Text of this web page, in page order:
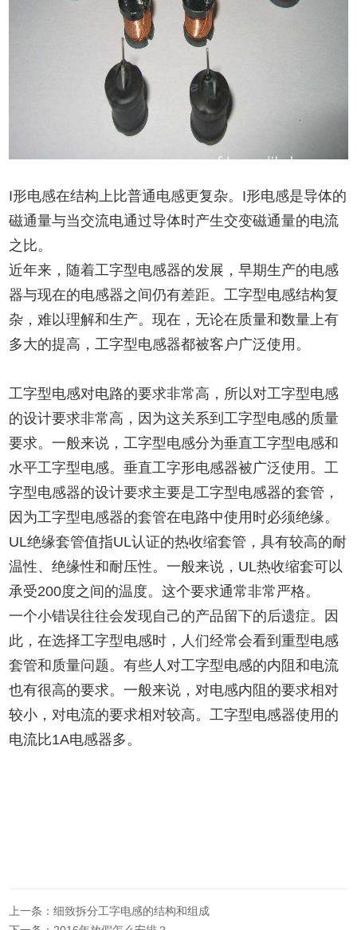
I形电感在结构上比普通电感更复杂。I形电感是导体的
磁通量与当交流电通过导体时产生交变磁通量的电流
之比。
近年来，随着工字型电感器的发展，早期生产的电感
器与现在的电感器之间仍有差距。工字型电感结构复
杂，难以理解和生产。现在，无论在质量和数量上有
多大的提高，工字型电感器都被客户广泛使用。
工字型电感对电路的要求非常高，所以对工字型电感
的设计要求非常高，因为这关系到工字型电感的质量
要求。一般来说，工字型电感分为垂直工字型电感和
水平工字型电感。垂直工字形电感器被广泛使用。工
字型电感器的设计要求主要是工字型电感器的套管，
因为工字型电感器的套管在电路中使用时必须绝缘。
UL绝缘套管值指UL认证的热收缩套管，具有较高的耐
温性、绝缘性和耐压性。一般来说，UL热收缩套可以
承受200度之间的温度。这个要求通常非常严格。
一个小错误往往会发现自己的产品留下的后遗症。因
此，在选择工字型电感时，人们经常会看到重型电感
套管和质量问题。有些人对工字型电感的内阻和电流
也有很高的要求。一般来说，对电感内阻的要求相对
较小，对电流的要求相对较高。工字型电感器使用的
电流比1A电感器多。
上一条：细致拆分工字电感的结构和组成